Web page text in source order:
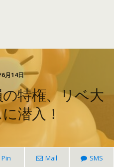
月14日
特権、リベ大
潜入！
Pin Mail SMS